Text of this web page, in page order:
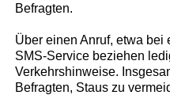
Befragten.
Über einen Anruf, etwa bei
SMS-Service beziehen
Verkehrshinweise.
Befragten, Staus zu